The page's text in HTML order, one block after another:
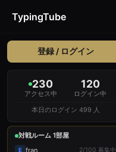
TypingTube
登録 / ログイン
230
アクセス中
120
ログイン中
本日のログイン 499 人
対戦ルーム 1部屋
E fran 2/100 募集中